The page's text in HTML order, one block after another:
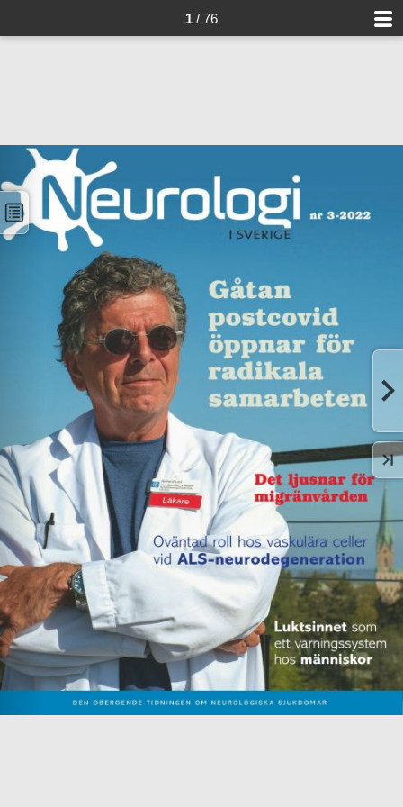
1 / 76